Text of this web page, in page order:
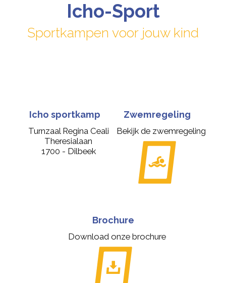
Icho-Sport
Sportkampen voor jouw kind
Icho sportkamp
Turnzaal Regina Ceali
Theresialaan
1700 - Dilbeek
Zwemregeling
Bekijk de zwemregeling
Brochure
Download onze brochure